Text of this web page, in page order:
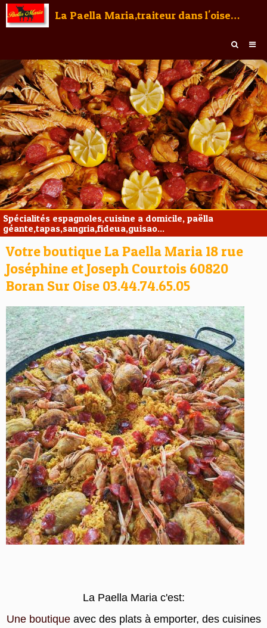
La Paella Maria,traiteur dans l'oise,Val d'Oise,Seine et Marne,aisne,ile de France
Accueil
Contact
Boutique
Spécialités espagnoles,cuisine a domicile, paëlla
géante,tapas,sangria,fideua,guisao...
Votre boutique La Paella Maria 18 rue
Joséphine et Joseph Courtois 60820
Boran Sur Oise 03.44.74.65.05
La Paella Maria c'est:
Une boutiqueavec des plats à emporter, des cuisines